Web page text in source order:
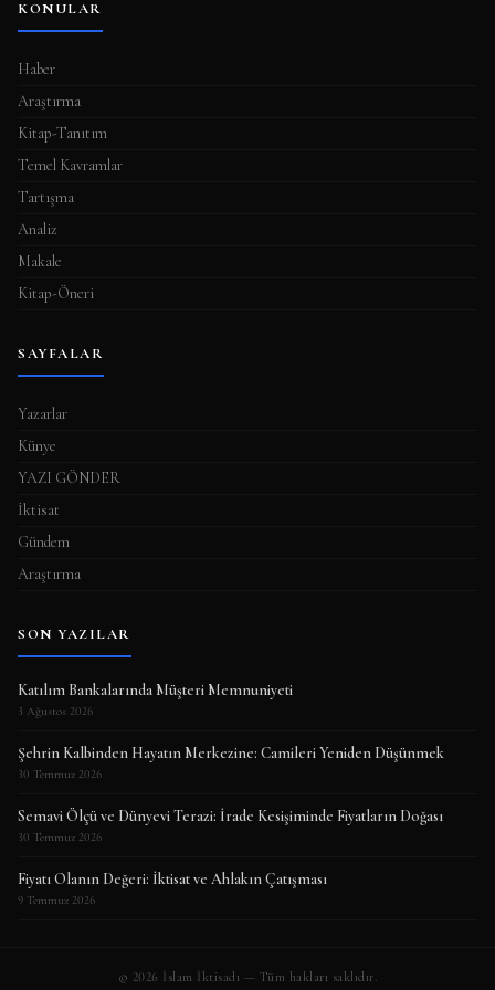
m
a
s
ı
KONULAR
Haber
Araştırma
Kitap-Tanıtım
Temel Kavramlar
Tartışma
Analiz
Makale
Kitap-Öneri
SAYFALAR
Yazarlar
Künye
YAZI GÖNDER
İktisat
Gündem
Araştırma
SON YAZILAR
Katılım Bankalarında Müşteri Memnuniyeti
3 Ağustos 2026
Şehrin Kalbinden Hayatın Merkezine: Camileri Yeniden Düşünmek
30 Temmuz 2026
Semavi Ölçü ve Dünyevi Terazi: İrade Kesişiminde Fiyatların Doğası
30 Temmuz 2026
Fiyatı Olanın Değeri: İktisat ve Ahlakın Çatışması
9 Temmuz 2026
© 2026 İslam İktisadı — Tüm hakları saklıdır.